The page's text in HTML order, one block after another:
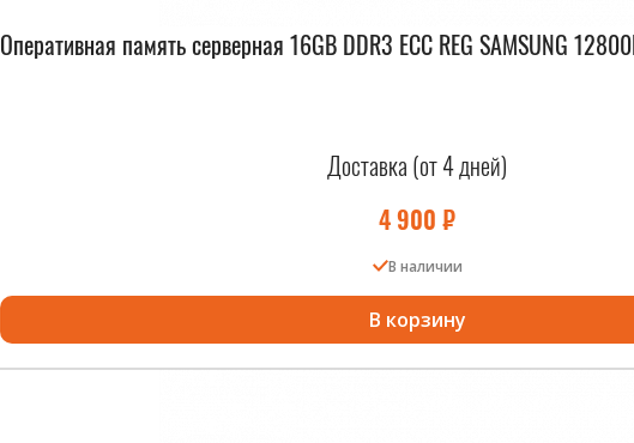
Оперативная память серверная 16GB DDR3 ECC REG SAMSUNG
Доставка (от 4 дней)
4 900₽
В наличии
В корзину